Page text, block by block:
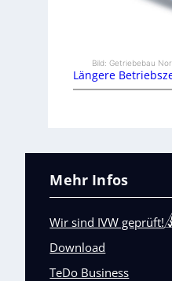
Bild: Getriebebau
Längere
Mehr Infos
Wir sind IVW geprüft!
Download
TeDo Business